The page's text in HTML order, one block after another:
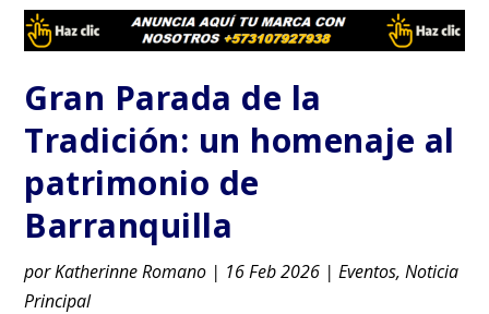
Gran Parada de la
Tradición: un homenaje al
patrimonio de
Barranquilla
porKatherinne Romano | 16 Feb 2026 |Eventos,Noticia
Principal